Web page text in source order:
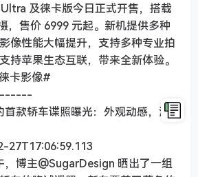
及徕卡版今日正式开售，搭载
，售价 6999 元起。新机提供多种
像性能大幅提升，支持多种专业拍
持苹果生态互联，带来全新体验。
卡影像#
款轿车谍照曝光：外观动感，消
27T17:06:59.113
，博主@SugarDesign 晒出了一组